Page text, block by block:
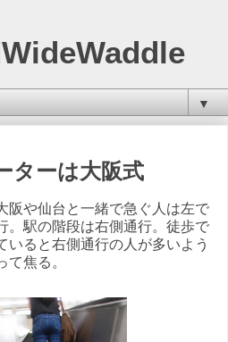
▼
ターは大阪式
阪や仙台と一緒で急ぐ人は左で
。駅の階段は右側通行。徒歩で
いると右側通行の人が多いよう
焦る。